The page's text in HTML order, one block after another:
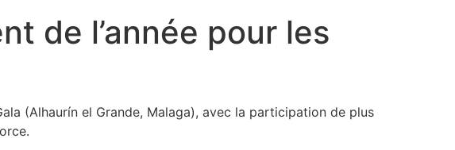
de l’année pour les
(Alhaurín el Grande, Malaga), avec la participation de plus